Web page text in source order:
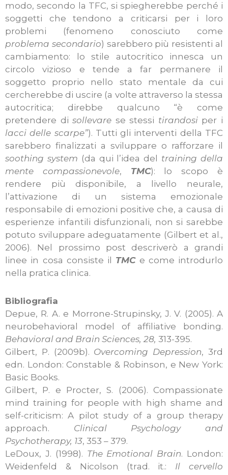
modo, secondo la TFC, si spiegherebbe perché i
soggetti che tendono a criticarsi per i loro
problemi (fenomeno conosciuto come
problema secondario) sarebbero più resistenti al
cambiamento: lo stile autocritico innesca un
circolo vizioso e tende a far permanere il
soggetto proprio nello stato mentale da cui
cercherebbe di uscire (a volte attraverso la stessa
autocritica; direbbe qualcuno “è come
pretendere disollevare se stessi tirandosi per i
lacci delle scarpe”). Tutti gli interventi della TFC
sarebbero finalizzati a sviluppare o rafforzare il
soothing system (da qui l’idea del training della
mente compassionevole, TMC): lo scopo è
rendere più disponibile, a livello neurale,
l’attivazione di un sistema emozionale
responsabile di emozioni positive che, a causa di
esperienze infantili disfunzionali, non si sarebbe
potuto sviluppare adeguatamente (Gilbert et al.,
2006). Nel prossimo post descriverò a grandi
linee in cosa consiste il TMCe come introdurlo
nella pratica clinica.
Bibliografia
Depue, R. A. e Morrone-Strupinsky, J. V. (2005). A
neurobehavioral model of affiliative bonding.
Behavioral and Brain Sciences, 28, 313-395.
Gilbert, P. (2009b). Overcoming Depression, 3rd
edn. London: Constable & Robinson, e New York:
Basic Books.
Gilbert, P. e Procter, S. (2006). Compassionate
mind training for people with high shame and
self-criticism: A pilot study of a group therapy
approach. Clinical Psychology and
Psychotherapy, 13, 353 – 379.
LeDoux, J. (1998). The Emotional Brain. London:
Weidenfeld & Nicolson (trad. it.: Il cervello